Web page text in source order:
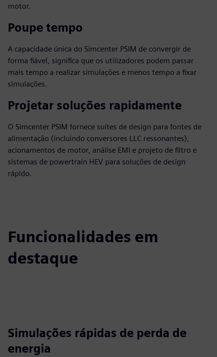
motor.
Poupe tempo
A capacidade única do Simcenter PSIM de convergir de
forma fiável, significa que os utilizadores podem passar
mais tempo a realizar simulações e menos tempo a fixar
simulações.
Projetar soluções rapidamente
O Simcenter PSIM fornece suítes de design para fontes de
alimentação (incluindo conversores LLC ressonantes),
acionamentos de motor, análise EMI e projeto de filtro e
sistemas de powertrain HEV para soluções de design
rápido.
Funcionalidades em
destaque
Simulações rápidas de perda de
energia